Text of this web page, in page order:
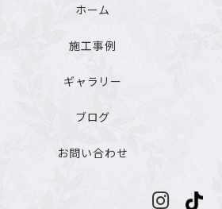
ホーム
施工事例
ギャラリー
ブログ
お問い合わせ